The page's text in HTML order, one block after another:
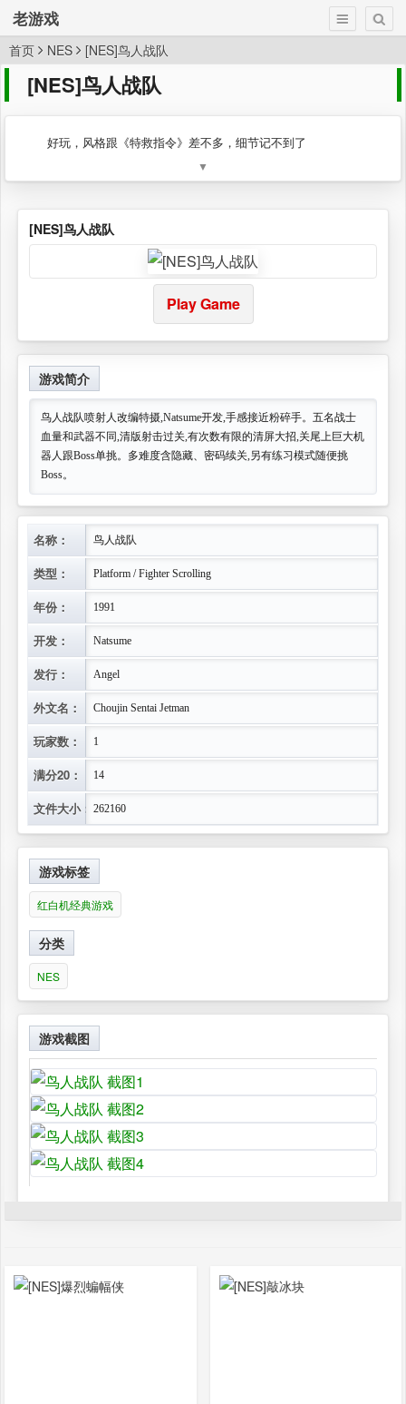
老游戏
首页 NES [NES]鸟人战队
[NES]鸟人战队
好玩，风格跟《特救指令》差不多，细节记不到了
▼
[NES]鸟人战队
Play Game
游戏简介
鸟人战队喷射人改编特摄,Natsume开发,手感接近粉碎手。五名战士
血量和武器不同,清版射击过关,有次数有限的清屏大招,关尾上巨大机
器人跟Boss单挑。多难度含隐藏、密码续关,另有练习模式随便挑
Boss。
名称： 鸟人战队
类型： Platform / Fighter Scrolling
年份： 1991
开发： Natsume
发行： Angel
外文名： Choujin Sentai Jetman
玩家数： 1
满分20： 14
文件大小： 262160
游戏标签
红白机经典游戏
分类
NES
游戏截图